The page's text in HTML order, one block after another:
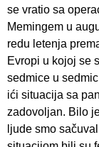
se vratio sa
Memingem u
redu letenja
Evropi u kojoj se
sedmice u
ići situacija sa
zadovoljan. Bilo
ljude smo